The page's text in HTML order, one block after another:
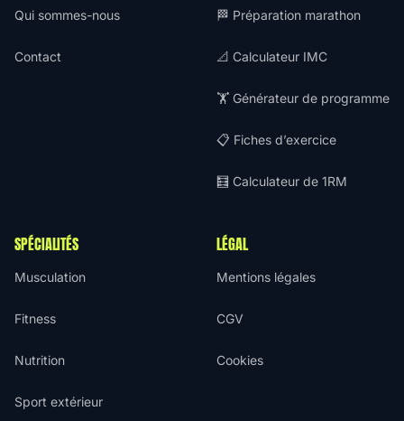
Qui sommes-nous
Contact
🏁 Préparation marathon
📐 Calculateur IMC
🏋️ Générateur de programme
📋 Fiches d’exercice
🧮 Calculateur de 1RM
SPÉCIALITÉS
Musculation
Fitness
Nutrition
Sport extérieur
LÉGAL
Mentions légales
CGV
Cookies